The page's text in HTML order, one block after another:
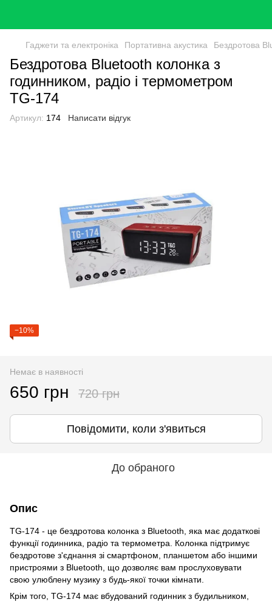
Гаджети та електроніка Портативна акустика Бездротова
Бездротова Bluetooth колонка з
годинником, радіо і термометром
TG-174
Артикул: 174 Написати відгук
−10%
Немає в наявності
650 грн 720 грн
Повідомити, коли з'явиться
До обраного
Опис
TG-174 - це бездротова колонка з Bluetooth, яка має додаткові
функції годинника, радіо та термометра. Колонка підтримує
бездротове з'єднання зі смартфоном, планшетом або іншими
пристроями з Bluetooth, що дозволяє вам прослуховувати
свою улюблену музику з будь-якої точки кімнати.
Крім того, TG-174 має вбудований годинник з будильником,